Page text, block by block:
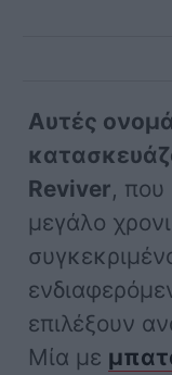
Αυτές
Reviver, που
μεγάλο
επιλέξουν
Μία με